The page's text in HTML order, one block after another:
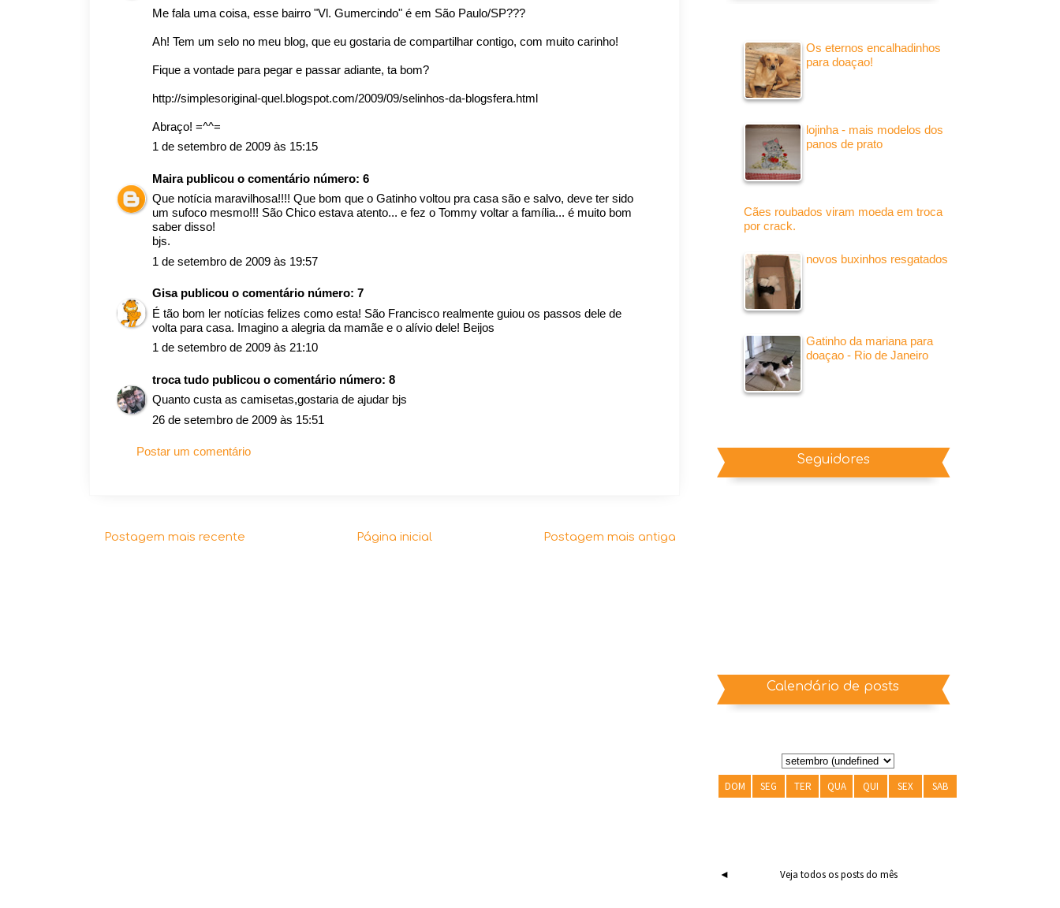
Me fala uma coisa, esse bairro "Vl. Gumercindo" é em São Paulo/SP???
Ah! Tem um selo no meu blog, que eu gostaria de compartilhar contigo, com muito carinho!
Fique a vontade para pegar e passar adiante, ta bom?
http://simplesoriginal-quel.blogspot.com/2009/09/selinhos-da-blogsfera.html
Abraço! =^^=
1 de setembro de 2009 às 15:15
Maira publicou o comentário número: 6
Que notícia maravilhosa!!!! Que bom que o Gatinho voltou pra casa são e salvo, deve ter sido
um sufoco mesmo!!! São Chico estava atento... e fez o Tommy voltar a família... é muito bom
saber disso!
bjs.
1 de setembro de 2009 às 19:57
Gisa publicou o comentário número: 7
É tão bom ler notícias felizes como esta! São Francisco realmente guiou os passos dele de
volta para casa. Imagino a alegria da mamãe e o alívio dele! Beijos
1 de setembro de 2009 às 21:10
troca tudo publicou o comentário número: 8
Quanto custa as camisetas,gostaria de ajudar bjs
26 de setembro de 2009 às 15:51
Postar um comentário
Postagem mais recente Postagem mais antiga
Página inicial
Os eternos encalhadinhos
para doaçao!
lojinha - mais modelos dos
panos de prato
Cães roubados viram moeda em troca
por crack.
novos buxinhos resgatados
Gatinho da mariana para
doaçao - Rio de Janeiro
Seguidores
Calendário de posts
DOM SEG TER QUA QUI SEX SAB
◄ Veja todos os posts do mês